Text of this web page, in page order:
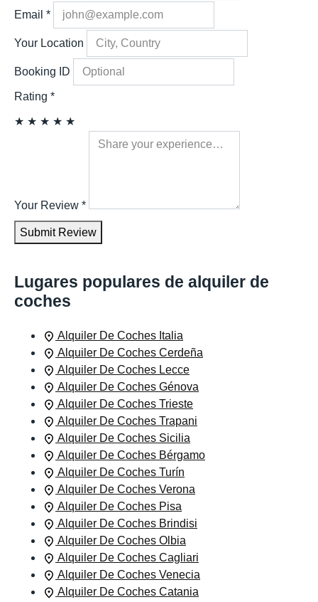
Email *
Your Location
Booking ID
Rating *
★ ★ ★ ★ ★
Your Review *
Submit Review
Lugares populares de alquiler de
coches
Alquiler De Coches Italia
Alquiler De Coches Cerdeña
Alquiler De Coches Lecce
Alquiler De Coches Génova
Alquiler De Coches Trieste
Alquiler De Coches Trapani
Alquiler De Coches Sicilia
Alquiler De Coches Bérgamo
Alquiler De Coches Turín
Alquiler De Coches Verona
Alquiler De Coches Pisa
Alquiler De Coches Brindisi
Alquiler De Coches Olbia
Alquiler De Coches Cagliari
Alquiler De Coches Venecia
Alquiler De Coches Catania